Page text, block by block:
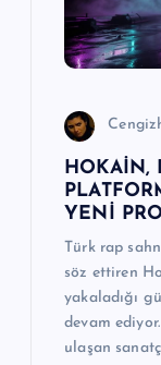
HOKAİN,
YENİ
Türk rap
söz ettiren
yakaladığı
devam
ulaşan